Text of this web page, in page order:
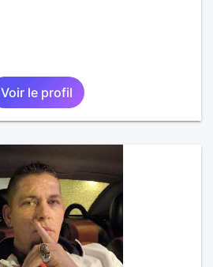
Voir le profil